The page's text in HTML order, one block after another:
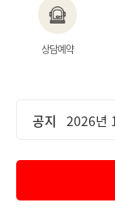
상담예약
공지
공지
공지
공지